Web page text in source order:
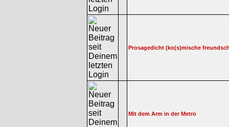
Prosagedicht (ko(s)mische
Mit dem Arm in der Metro